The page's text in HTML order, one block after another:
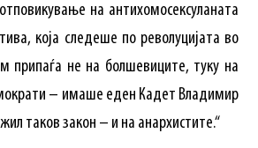
на антихомосексуланата
која следеше по револуцијата во
припаѓа не на болшевиците, туку на
– имаше еден Кадет Владимир
таков закон – и на анархистите.“